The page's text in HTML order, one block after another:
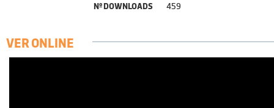
Nº DOWNLOADS 459
VER ONLINE